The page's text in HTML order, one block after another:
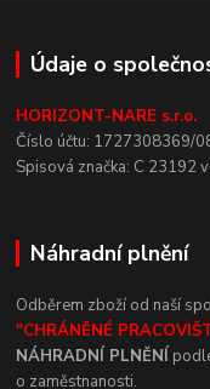
Údaje o
HORIZONT-NARE
Číslo účtu:
Spisová značka: C 23192
Náhradní plnění
Odběrem zboží od naší
"CHRÁNĚNÉ
NÁHRADNÍ PLNĚNÍ
o zaměstnanosti.